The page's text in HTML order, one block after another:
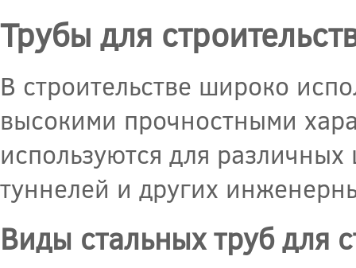
Трубы для
В строительстве широко
высокими прочностными
используются для
туннелей и других
Виды стальных труб для